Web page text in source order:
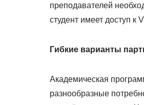
преподавателей
студент имеет доступ к
Гибкие варианты
Академическая
разнообразные